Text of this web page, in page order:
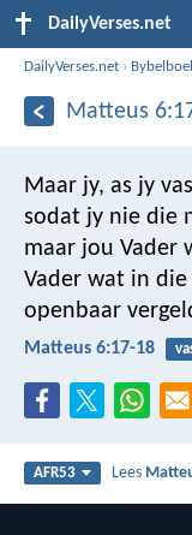
DailyVerses.net
DailyVerses.net ›
Matteus
Maar jy, as jy
sodat jy nie die
maar jou Vader
Vader wat in
openbaar
Matteus 6:17-18
AFR53 Lees